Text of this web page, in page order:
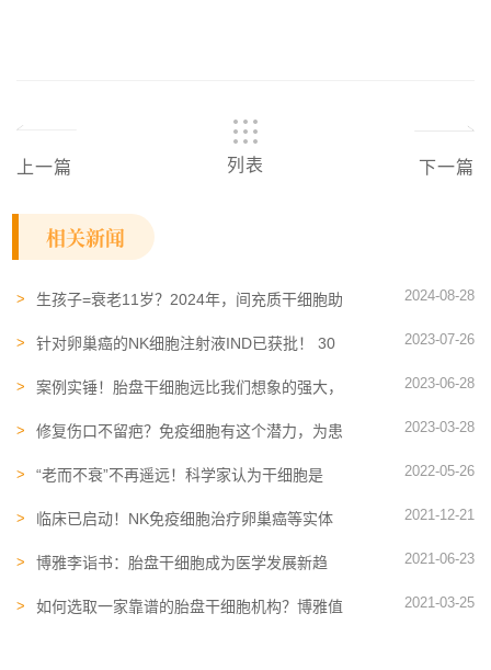
上一篇 列表 下一篇
相关新闻
生孩子=衰老11岁？2024年，间充质干细胞助
2024-08-28
针对卵巢癌的NK细胞注射液IND已获批！ 30
2023-07-26
案例实锤！胎盘干细胞远比我们想象的强大，
2023-06-28
修复伤口不留疤？免疫细胞有这个潜力，为患
2023-03-28
“老而不衰”不再遥远！科学家认为干细胞是
2022-05-26
临床已启动！NK免疫细胞治疗卵巢癌等实体
2021-12-21
博雅李诣书：胎盘干细胞成为医学发展新趋
2021-06-23
如何选取一家靠谱的胎盘干细胞机构？博雅值
2021-03-25